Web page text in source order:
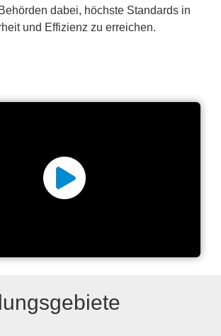
dabei, höchste Standards in
und Effizienz zu erreichen.
Series Auto Dry